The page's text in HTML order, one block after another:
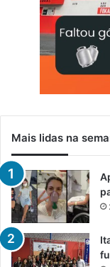
Mais lidas na